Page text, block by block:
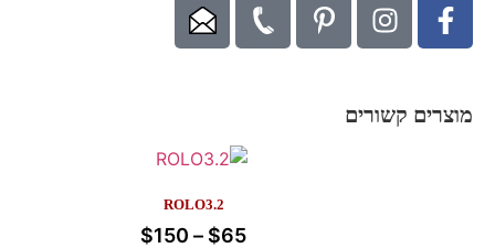
מוצרים קשורים
ROLO3.2
$65
–
$150